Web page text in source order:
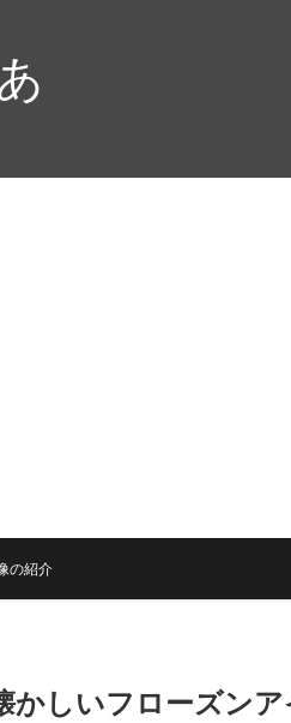
の紹介
しいフローズン